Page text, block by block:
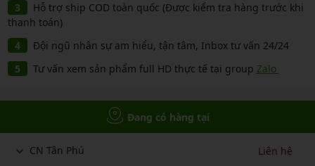
Hỗ trợ ship COD toàn quốc (Được kiểm tra hàng trước khi
thanh toán)
Đội ngũ nhân sự am hiểu, tận tâm, Inbox tư vấn 24/24
Tư vấn xem sản phẩm full HD thực tế tại group Zalo
Đang có hàng tại
CN Tân Phú Liên hệ